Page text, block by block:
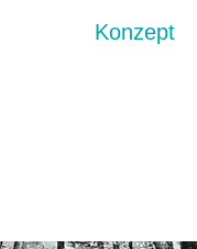
Konzept